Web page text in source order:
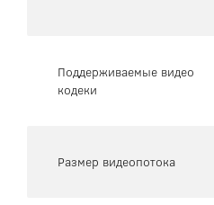
Поддерживаемые видео
кодеки
Размер видеопотока